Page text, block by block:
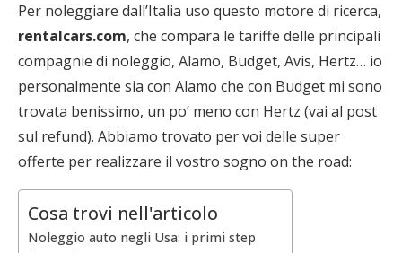
Per noleggiare dall’Italia uso questo motore di ricerca,
rentalcars.com, che compara le tariffe delle principali
compagnie di noleggio, Alamo, Budget, Avis, Hertz… io
personalmente sia con Alamo che con Budget mi sono
trovata benissimo, un po’ meno con Hertz (vai al post
sul refund). Abbiamo trovato per voi delle super
offerte per realizzare il vostro sogno on the road:
Cosa trovi nell'articolo
Noleggio auto negli Usa: i primi step